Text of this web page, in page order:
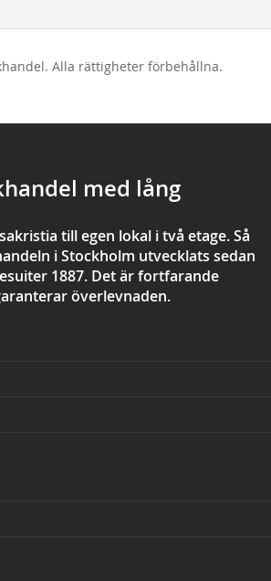
Alla rättigheter förbehållna.
med lång
till egen lokal i två etage. Så
i Stockholm utvecklats sedan
1887. Det är fortfarande
överlevnaden.